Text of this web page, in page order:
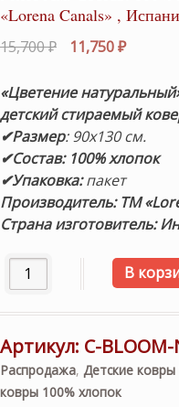
«Lorena Canals» ,
15,700₽
Первоначальная
составляла
15,700 ₽.
11,750₽Текущая
11,750
«Цветение натуральный
детский стираемый
✔Размер: 90х130 см.
✔Состав: 100% хлопок
✔Упаковка:пакет
Производитель: ТМ
Страна изготовитель:
Количество товара
В
Артикул: C-
Распродажа, Детские
ковры 100% хлопок